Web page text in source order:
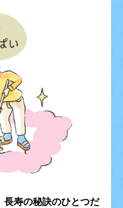
長寿の秘訣のひとつだ